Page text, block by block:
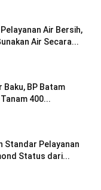
Air Bersih,
Air Secara...
Baku, BP Batam
400...
Standar Pelayanan
Status dari...